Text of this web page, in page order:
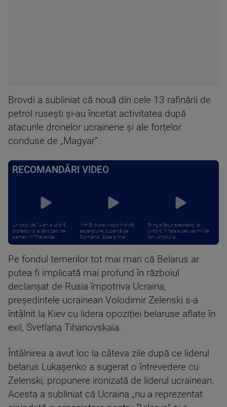
Brovdi a subliniat că nouă din cele 13 rafinării de
petrol rusești și-au încetat activitatea după
atacurile dronelor ucrainene și ale forțelor
conduse de „Magyar”.
RECOMANDĂRI VIDEO
Un copil de 14 ani a ucis 5
profesori și a rănit zeci de
oameni în Thailanda, ...
WHIB, trupa K-pop în plină
ascensiune, cucerită de
România: „Este și mai ...
Sting a făcut spectacol la
Untold, în fața a zeci de mii de
fani. Artistul a ...
Pe fondul temerilor tot mai mari că Belarus ar
putea fi implicată mai profund în războiul
declanșat de Rusia împotriva Ucraina,
președintele ucrainean Volodimir Zelenski s-a
întâlnit la Kiev cu lidera opoziției belaruse aflate în
exil, Svetlana Tihanovskaia.
Întâlnirea a avut loc la câteva zile după ce liderul
belarus Lukașenko a sugerat o întrevedere cu
Zelenski, propunere ironizată de liderul ucrainean.
Acesta a subliniat că Ucraina „nu a reprezentat